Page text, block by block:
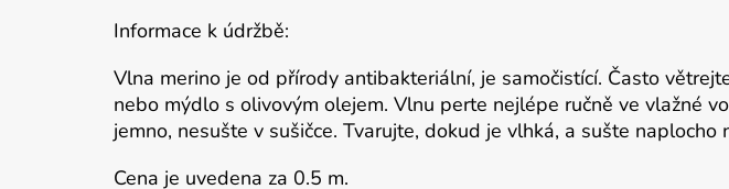
Informace k údržbě:
Vlna merino je od přírody antibakteriální, je samočistící. Často
nebo mýdlo s olivovým olejem. Vlnu perte nejlépe ručně ve vlažné
jemno, nesušte v sušičce. Tvarujte, dokud je vlhká, a sušte naplocho
Cena je uvedena za 0.5 m.